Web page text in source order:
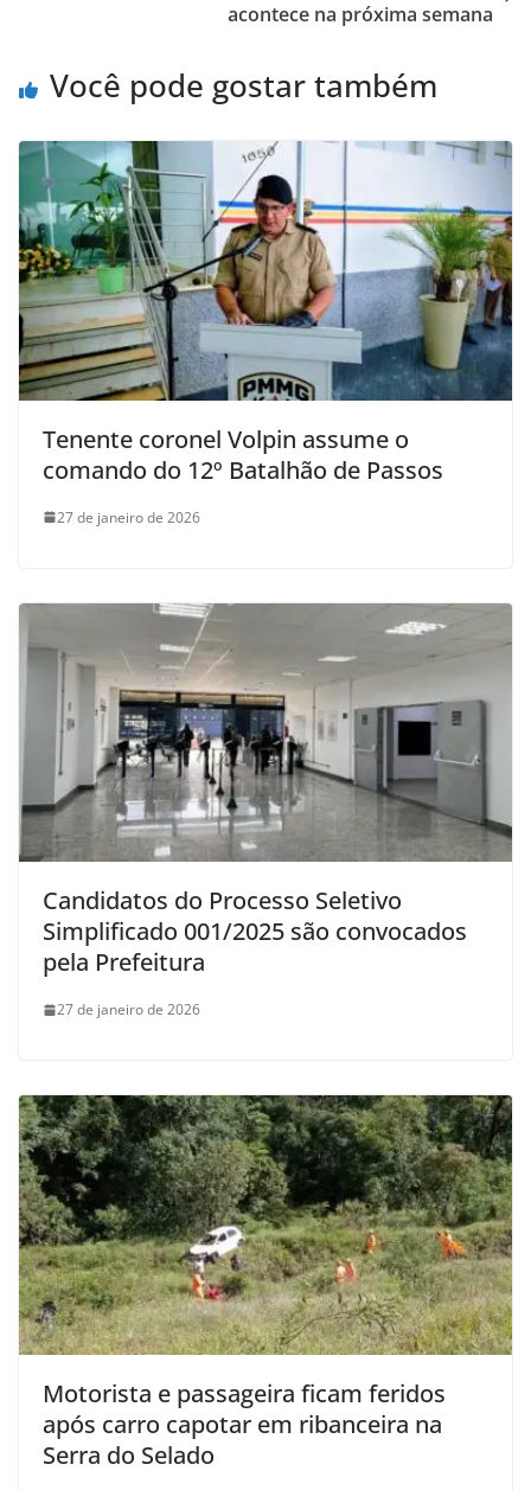
acontece na próxima semana
Você pode gostar também
Tenente coronel Volpin assume o
comando do 12º Batalhão de Passos
27 de janeiro de 2026
Candidatos do Processo Seletivo
Simplificado 001/2025 são convocados
pela Prefeitura
27 de janeiro de 2026
Motorista e passageira ficam feridos
após carro capotar em ribanceira na
Serra do Selado